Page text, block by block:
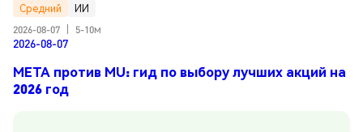
Средний
ИИ
2026-08-07
5-10м
2026-08-07
META против MU: гид по выбору лучших акций на
2026 год